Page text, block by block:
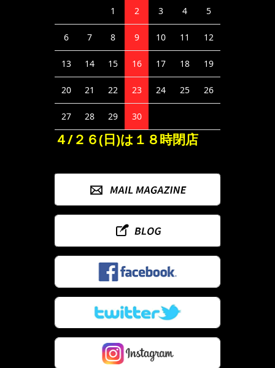
1 2 3 4 5
6 7 8 9 10 11 12
13 14 15 16 17 18 19
20 21 22 23 24 25 26
27 28 29 30
４/２６(日)は１８時閉店